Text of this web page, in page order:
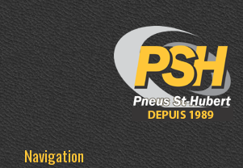
Navigation